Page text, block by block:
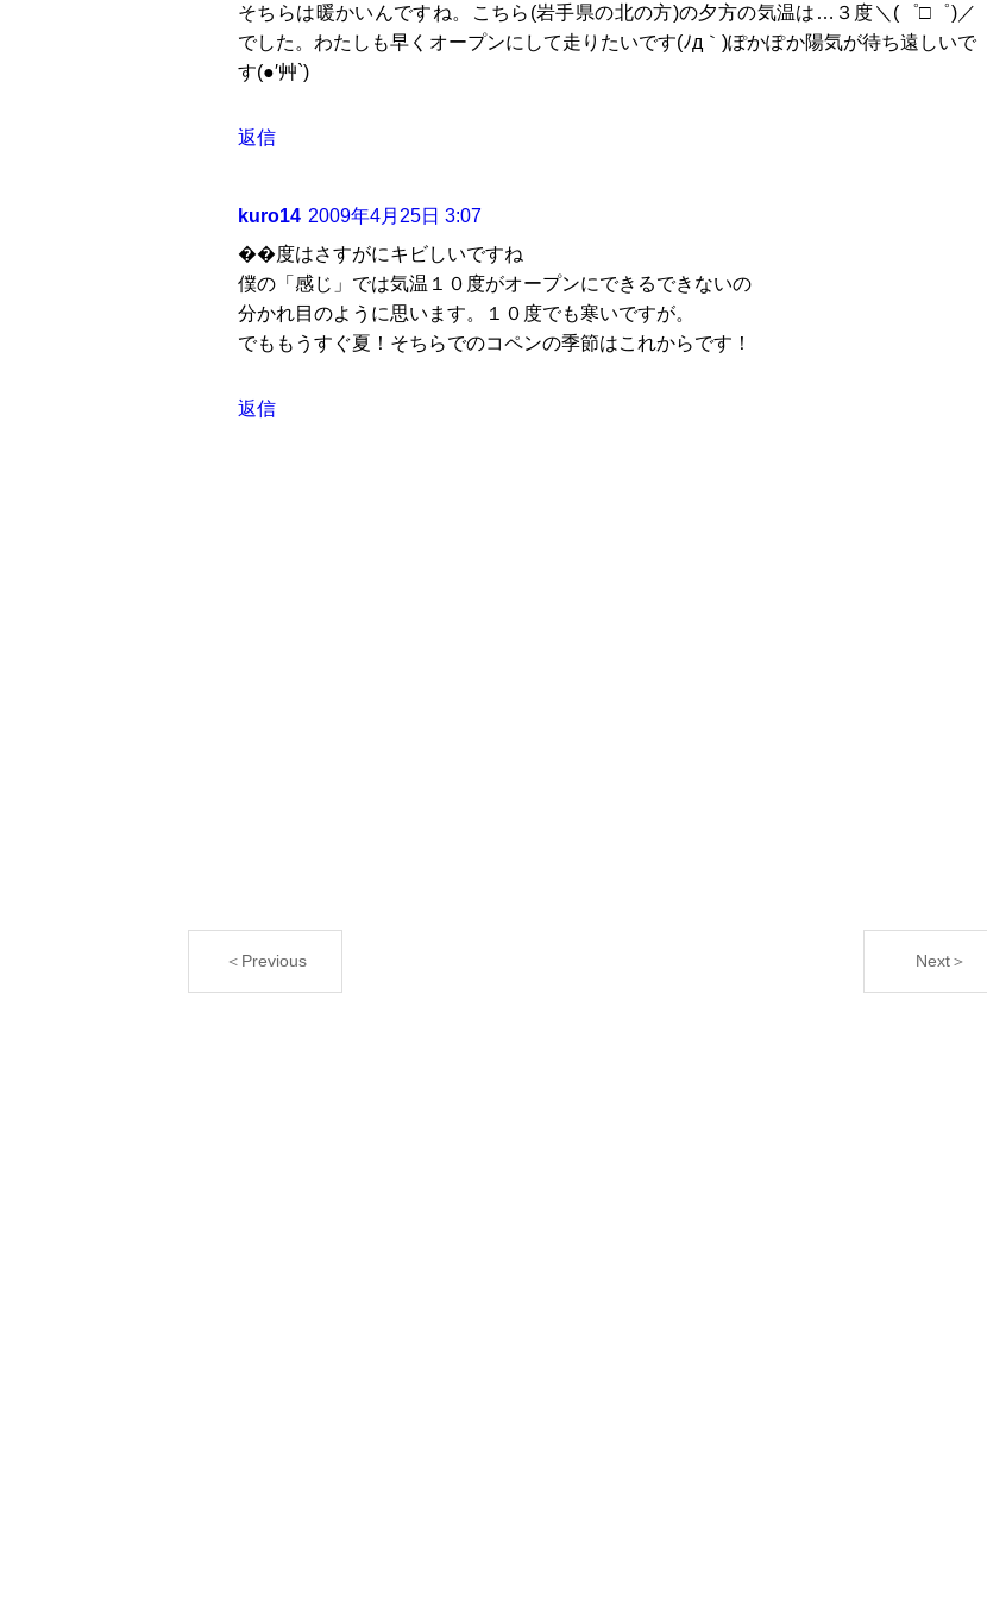
そちらは暖かいんですね。こちら(岩手県の北の方)の夕方の気温は…３度＼(゜□゜)／
でした。わたしも早くオープンにして走りたいです(ﾉд｀)ぽかぽか陽気が待ち遠しいで
す(●′艸`)
返信
kuro14 2009年4月25日 3:07
��度はさすがにキビしいですね
僕の「感じ」では気温１０度がオープンにできるできないの
分かれ目のように思います。１０度でも寒いですが。
でももうすぐ夏！そちらでのコペンの季節はこれからです！
返信
＜Previous Next＞